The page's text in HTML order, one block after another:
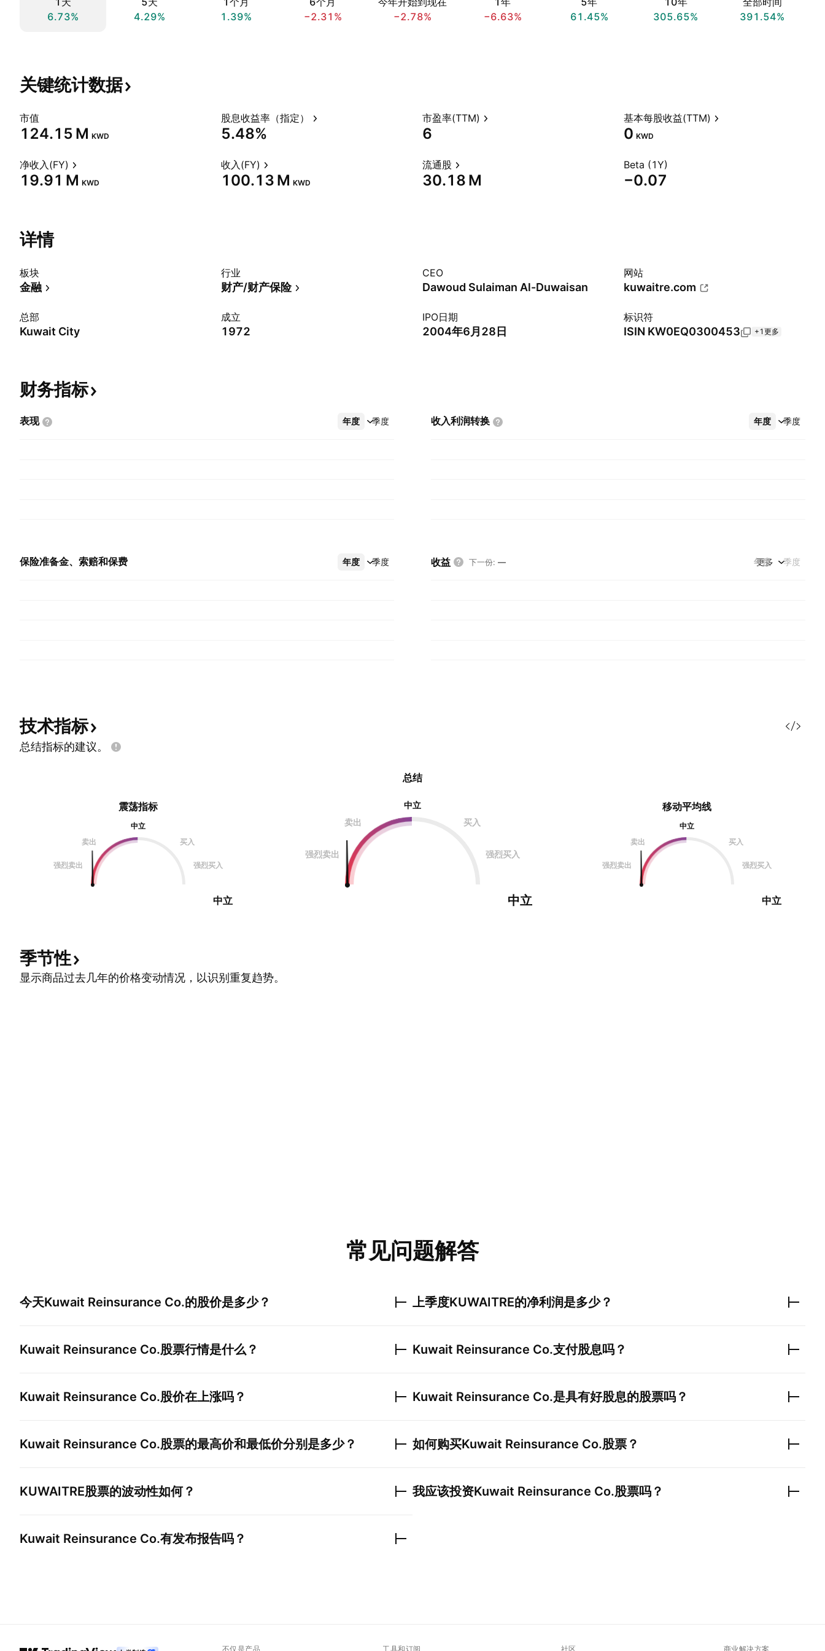
6.73%
4.29%
1.39%
−2.31%
−2.78%
−6.63%
61.45%
305.65%
391.54%
关键统计数据
市值
‪124.15 M‬ KWD
股息收益率（指定）
5.48%
市盈率(TTM)
6
基本每股收益(TTM)
0 KWD
净收入(FY)
‪19.91 M‬ KWD
收入(FY)
‪100.13 M‬ KWD
流通股
‪30.18 M‬
Beta (1Y)
−0.07
详情
板块
金融
行业
财产/财产保险
CEO
Dawoud Sulaiman Al-Duwaisan
网站
kuwaitre.com
总部
Kuwait City
成立
1972
IPO日期
2004年6月28日
标识符
ISIN KW0EQ0300453 +1更多
财务指标
表现 年度 季度
更多 收入利润转换 年度 季度
更多
保险准备金、索赔和保费 年度 季度
更多 收益 下一份: — 年度 季度
更多
技术指标
总结指标的建议。
震荡指标
中立
卖出
买入
强烈卖出 强烈买入
中立
总结
中立
卖出
买入
强烈卖出 强烈买入
中立
移动平均线
中立
卖出
买入
强烈卖出 强烈买入
中立
季节性
显示商品过去几年的价格变动情况，以识别重复趋势。
常见问题解答
今天Kuwait Reinsurance Co.的股价是多少？
Kuwait Reinsurance Co.股票行情是什么？
Kuwait Reinsurance Co.股价在上涨吗？
Kuwait Reinsurance Co.股票的最高价和最低价分别是多少？
KUWAITRE股票的波动性如何？
Kuwait Reinsurance Co.有发布报告吗？
上季度KUWAITRE的净利润是多少？
Kuwait Reinsurance Co.支付股息吗？
Kuwait Reinsurance Co.是具有好股息的股票吗？
如何购买Kuwait Reinsurance Co.股票？
我应该投资Kuwait Reinsurance Co.股票吗？
不仅是产品 工具和订阅 社区 商业解决方案